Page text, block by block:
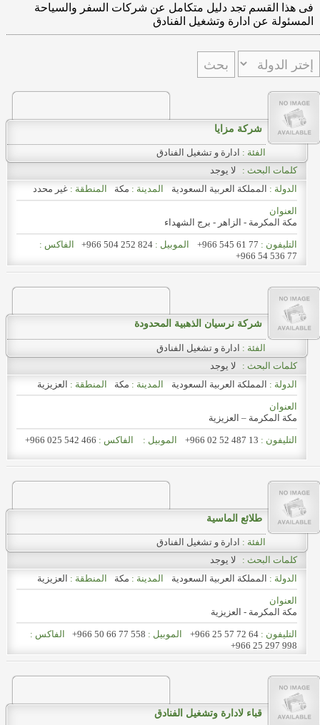
فى هذا القسم تجد دليل متكامل عن شركات السفر والسياحة
المسئولة عن ادارة وتشغيل الفنادق
شركة مزايا
الفئة : ادارة و تشغيل الفنادق
كلمات البحث :
لا يوجد
الدولة : المملكة العربية السعودية المدينة : مكة المنطقة : غير محدد
العنوان
مكة المكرمة - الزاهر - برج الشهداء
التليفون : +966 545 61 77 الموبيل : +966 504 252 824
الفاكس :
+966 54 536 77
شركة نرسيان الذهبية المحدودة
الفئة : ادارة و تشغيل الفنادق
كلمات البحث :
لا يوجد
الدولة : المملكة العربية السعودية المدينة : مكة المنطقة : العزيزية
العنوان
مكة المكرمة – العزيزية
التليفون : +966 02 52 487 13 الموبيل : الفاكس : +966 025 542 466
طلائع الماسية
الفئة : ادارة و تشغيل الفنادق
كلمات البحث :
لا يوجد
الدولة : المملكة العربية السعودية المدينة : مكة المنطقة : العزيزية
العنوان
مكة المكرمة - العزيزية
التليفون : +966 25 57 72 64 الموبيل : +966 50 66 77 558
الفاكس :
+966 25 297 998
قباء لادارة وتشغيل الفنادق